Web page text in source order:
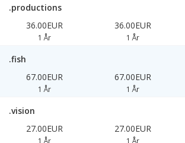
.productions
36.00EUR
1 År
36.00EUR
1 År
.fish
67.00EUR
1 År
67.00EUR
1 År
.vision
27.00EUR
1 År
27.00EUR
1 År